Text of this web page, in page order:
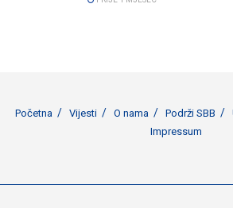
Početna Vijesti O nama Podrži SBB
Impressum